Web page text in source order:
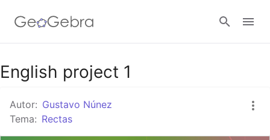
Google Classroom
GeoGebra Classroom
English project 1
Autor: Gustavo Núnez
Tema: Rectas